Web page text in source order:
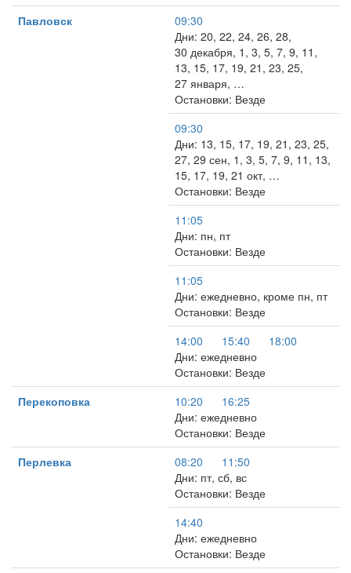
Павловск
09:30
Дни: 20, 22, 24, 26, 28,
30 декабря, 1, 3, 5, 7, 9, 11,
13, 15, 17, 19, 21, 23, 25,
27 января, …
Остановки: Везде
09:30
Дни: 13, 15, 17, 19, 21, 23, 25,
27, 29 сен, 1, 3, 5, 7, 9, 11, 13,
15, 17, 19, 21 окт, …
Остановки: Везде
11:05
Дни: пн, пт
Остановки: Везде
11:05
Дни: ежедневно, кроме пн, пт
Остановки: Везде
14:00
15:40
18:00
Дни: ежедневно
Остановки: Везде
Перекоповка
10:20
16:25
Дни: ежедневно
Остановки: Везде
Перлевка
08:20
11:50
Дни: пт, сб, вс
Остановки: Везде
14:40
Дни: ежедневно
Остановки: Везде